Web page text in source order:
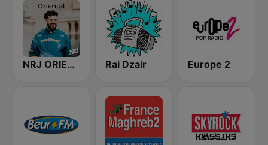
NRJ ORIENTAL Rai Dzair Europe 2